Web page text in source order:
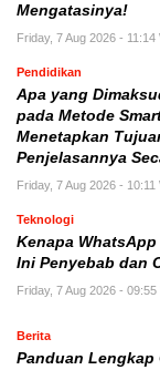
Mengatasinya!
Friday, 7 Aug 2026 - 11:14
Pendidikan
Apa yang
pada Metode
Menetapkan
Penjelasannya
Friday, 7 Aug 2026 - 10:11
Teknologi
Kenapa
Ini Penyebab dan
Friday, 7 Aug 2026 - 09:55
Berita
Panduan Lengkap